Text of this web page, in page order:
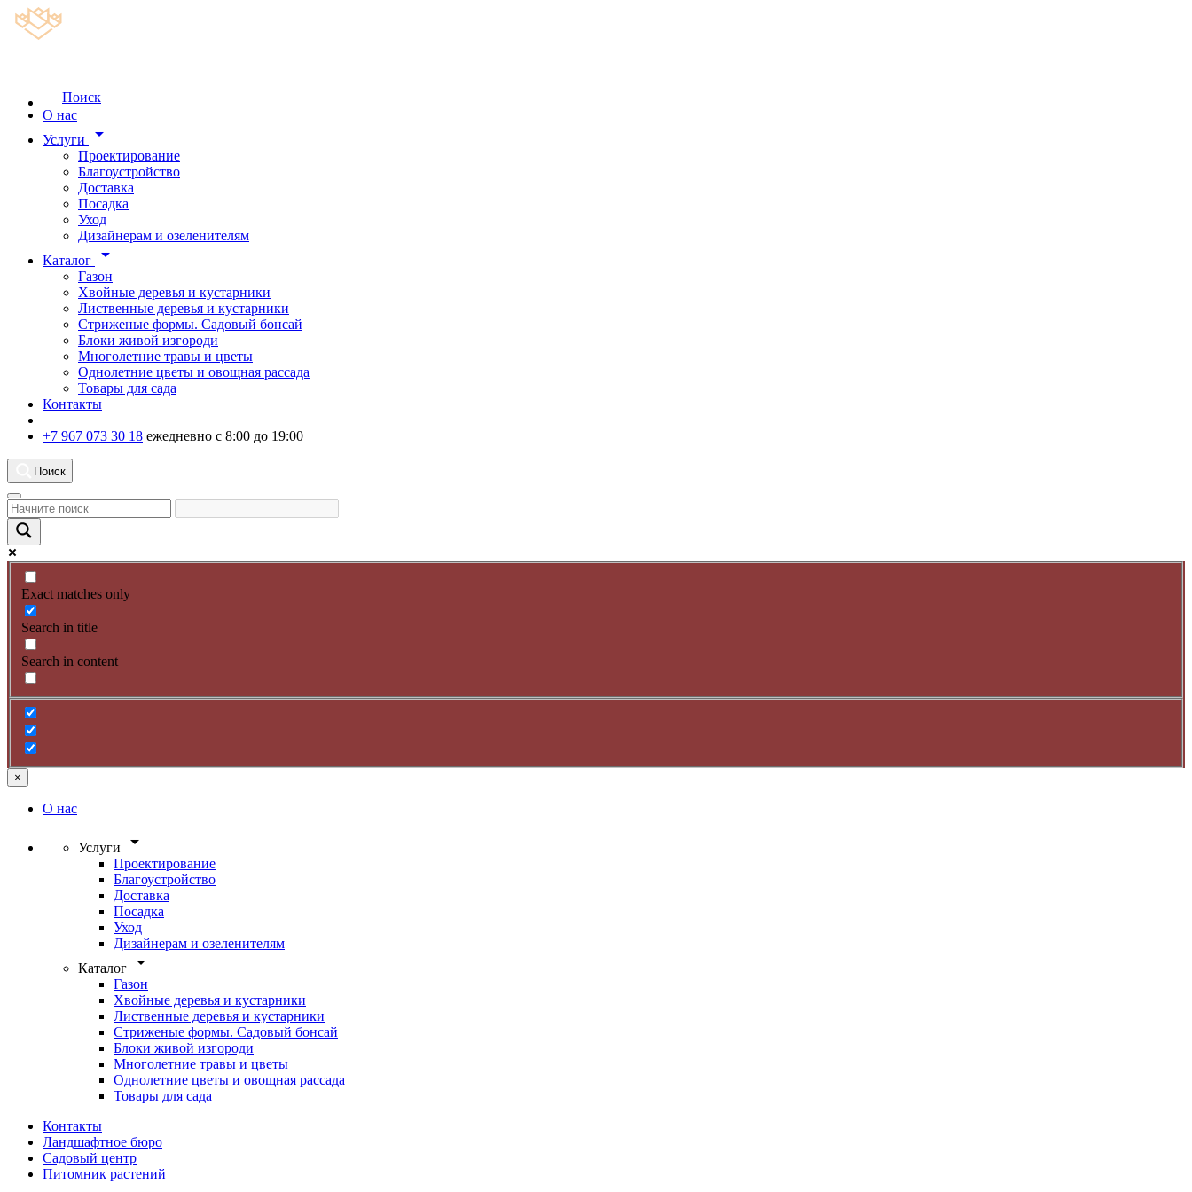
Поиск
О нас
Услуги
arrow_drop_down
Проектирование
Благоустройство
Доставка
Посадка
Уход
Дизайнерам и озеленителям
Каталог
arrow_drop_down
Газон
Хвойные деревья и кустарники
Лиственные деревья и кустарники
Стриженые формы. Садовый бонсай
Блоки живой изгороди
Многолетние травы и цветы
Однолетние цветы и овощная рассада
Товары для сада
Контакты
+7 967 073 30 18 ежедневно с 8:00 до 19:00
Поиск
Exact matches only
Search in title
Search in content
×
О нас
Услуги arrow_drop_down
Проектирование
Благоустройство
Доставка
Посадка
Уход
Дизайнерам и озеленителям
Каталог
arrow_drop_down
Газон
Хвойные деревья и кустарники
Лиственные деревья и кустарники
Стриженые формы. Садовый бонсай
Блоки живой изгороди
Многолетние травы и цветы
Однолетние цветы и овощная рассада
Товары для сада
Контакты
Ландшафтное бюро
Садовый центр
Питомник растений